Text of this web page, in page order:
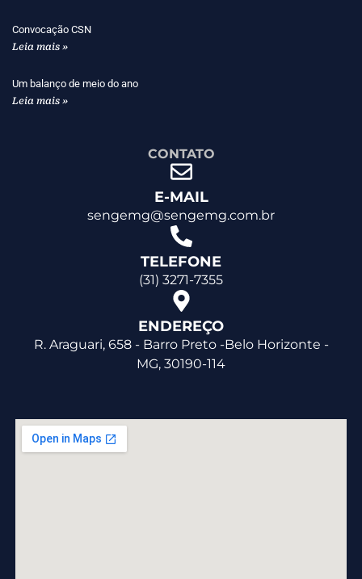
Convocação CSN
Leia mais »
Um balanço de meio do ano
Leia mais »
CONTATO
E-MAIL
sengemg@sengemg.com.br
TELEFONE
(31) 3271-7355
ENDEREÇO
R. Araguari, 658 - Barro Preto -Belo Horizonte -
MG, 30190-114